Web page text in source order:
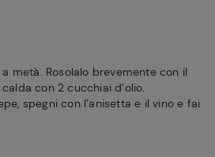
metà. Rosolalo brevemente con il
con 2 cucchiai d’olio.
spegni con l’anisetta e il vino e fai